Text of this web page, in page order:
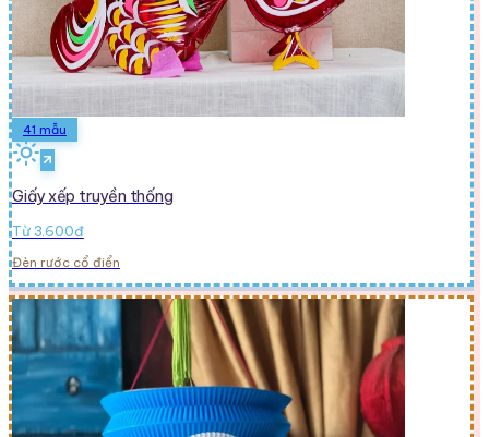
41 mẫu
Giấy xếp truyền thống
Từ 3.600đ
Đèn rước cổ điển